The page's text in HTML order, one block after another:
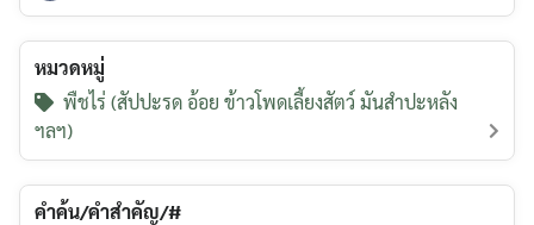
หมวดหมู่
พืชไร่ (สัปปะรด อ้อย ข้าวโพดเลี้ยงสัตว์ มันสำปะหลัง
ฯลฯ)
คำค้น/คำสำคัญ/#